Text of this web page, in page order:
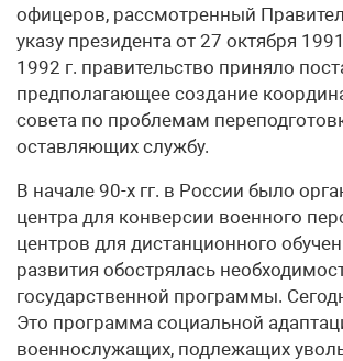
офицеров, рассмотренный
указу президента от 27 октября
1992 г. правительство приняло
предполагающее создание
совета по проблемам
оставляющих службу.
В начале 90-х гг. в России было
центра для конверсии военного
центров для дистанционного
развития обострялась
государственной программы.
Это программа социальной
военнослужащих, подлежащих